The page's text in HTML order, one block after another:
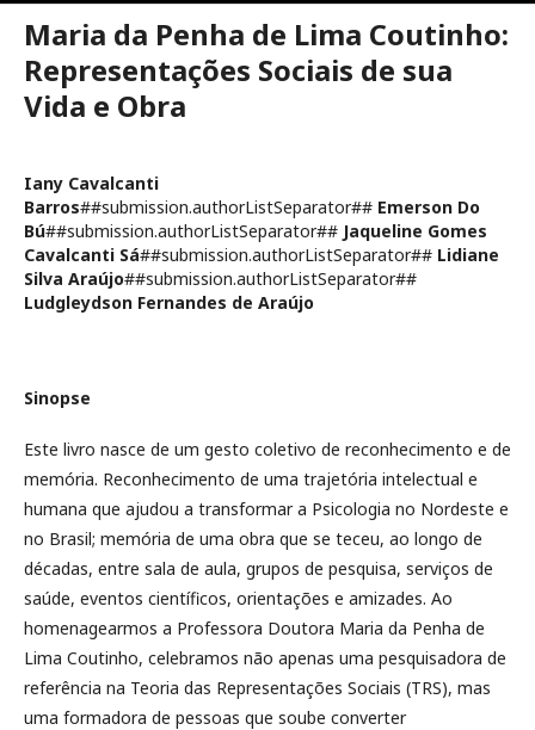
Maria da Penha de Lima Coutinho:
Representações Sociais de sua
Vida e Obra
Iany Cavalcanti
Barros##submission.authorListSeparator## Emerson Do
Bú##submission.authorListSeparator## Jaqueline Gomes
Cavalcanti Sá##submission.authorListSeparator## Lidiane
Silva Araújo##submission.authorListSeparator##
Ludgleydson Fernandes de Araújo
Sinopse
Este livro nasce de um gesto coletivo de reconhecimento e de
memória. Reconhecimento de uma trajetória intelectual e
humana que ajudou a transformar a Psicologia no Nordeste e
no Brasil; memória de uma obra que se teceu, ao longo de
décadas, entre sala de aula, grupos de pesquisa, serviços de
saúde, eventos científicos, orientações e amizades. Ao
homenagearmos a Professora Doutora Maria da Penha de
Lima Coutinho, celebramos não apenas uma pesquisadora de
referência na Teoria das Representações Sociais (TRS), mas
uma formadora de pessoas que soube converter